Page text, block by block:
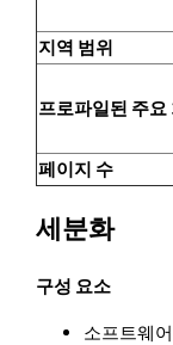
지역 범위
프로파일된 주요
페이지 수
세분화
구성 요소
소프트웨